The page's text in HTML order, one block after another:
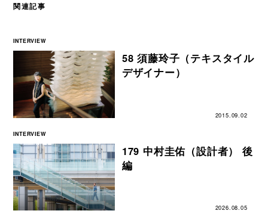
関連記事
INTERVIEW
58 須藤玲子（テキスタイル
デザイナー）
2015.09.02
INTERVIEW
179 中村圭佑（設計者） 後
編
2026.08.05